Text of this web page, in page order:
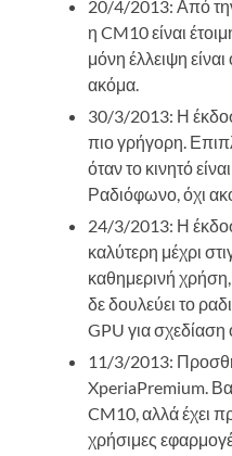
20/4/2013: Από
η CM10 είναι
μόνη έλλειψη
ακόμα.
30/3/2013: Η
πιο γρήγορη.
όταν το κινητό
Ραδιόφωνο, όχι
24/3/2013: Η
καλύτερη μέχρι
καθημερινή
δε δουλεύει το
GPU για σχεδίαση
11/3/2013:
XperiaPremium.
CM10, αλλά έχει
χρήσιμες